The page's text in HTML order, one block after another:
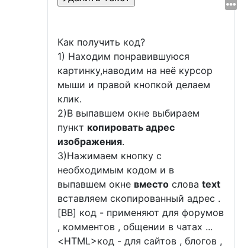
Как получить код?
1) Находим понравившуюся
картинку,наводим на неё курсор
мыши и правой кнопкой делаем
клик.
2)В выпавшем окне выбираем
пункт копировать адрес
изображения.
3)Нажимаем кнопку с
необходимым кодом и в
выпавшем окне вместо слова text
вставляем скопированный адрес .
[BB] код - применяют для форумов
, комментов , общении в чатах ...
<HTML>код - для сайтов , блогов ,